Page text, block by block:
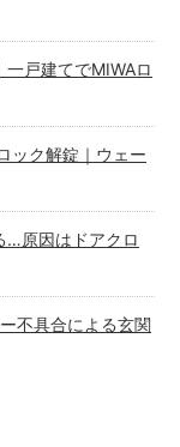
一戸建てでMIWAロ
ック解錠｜ウェー
…原因はドアクロ
不具合による玄関